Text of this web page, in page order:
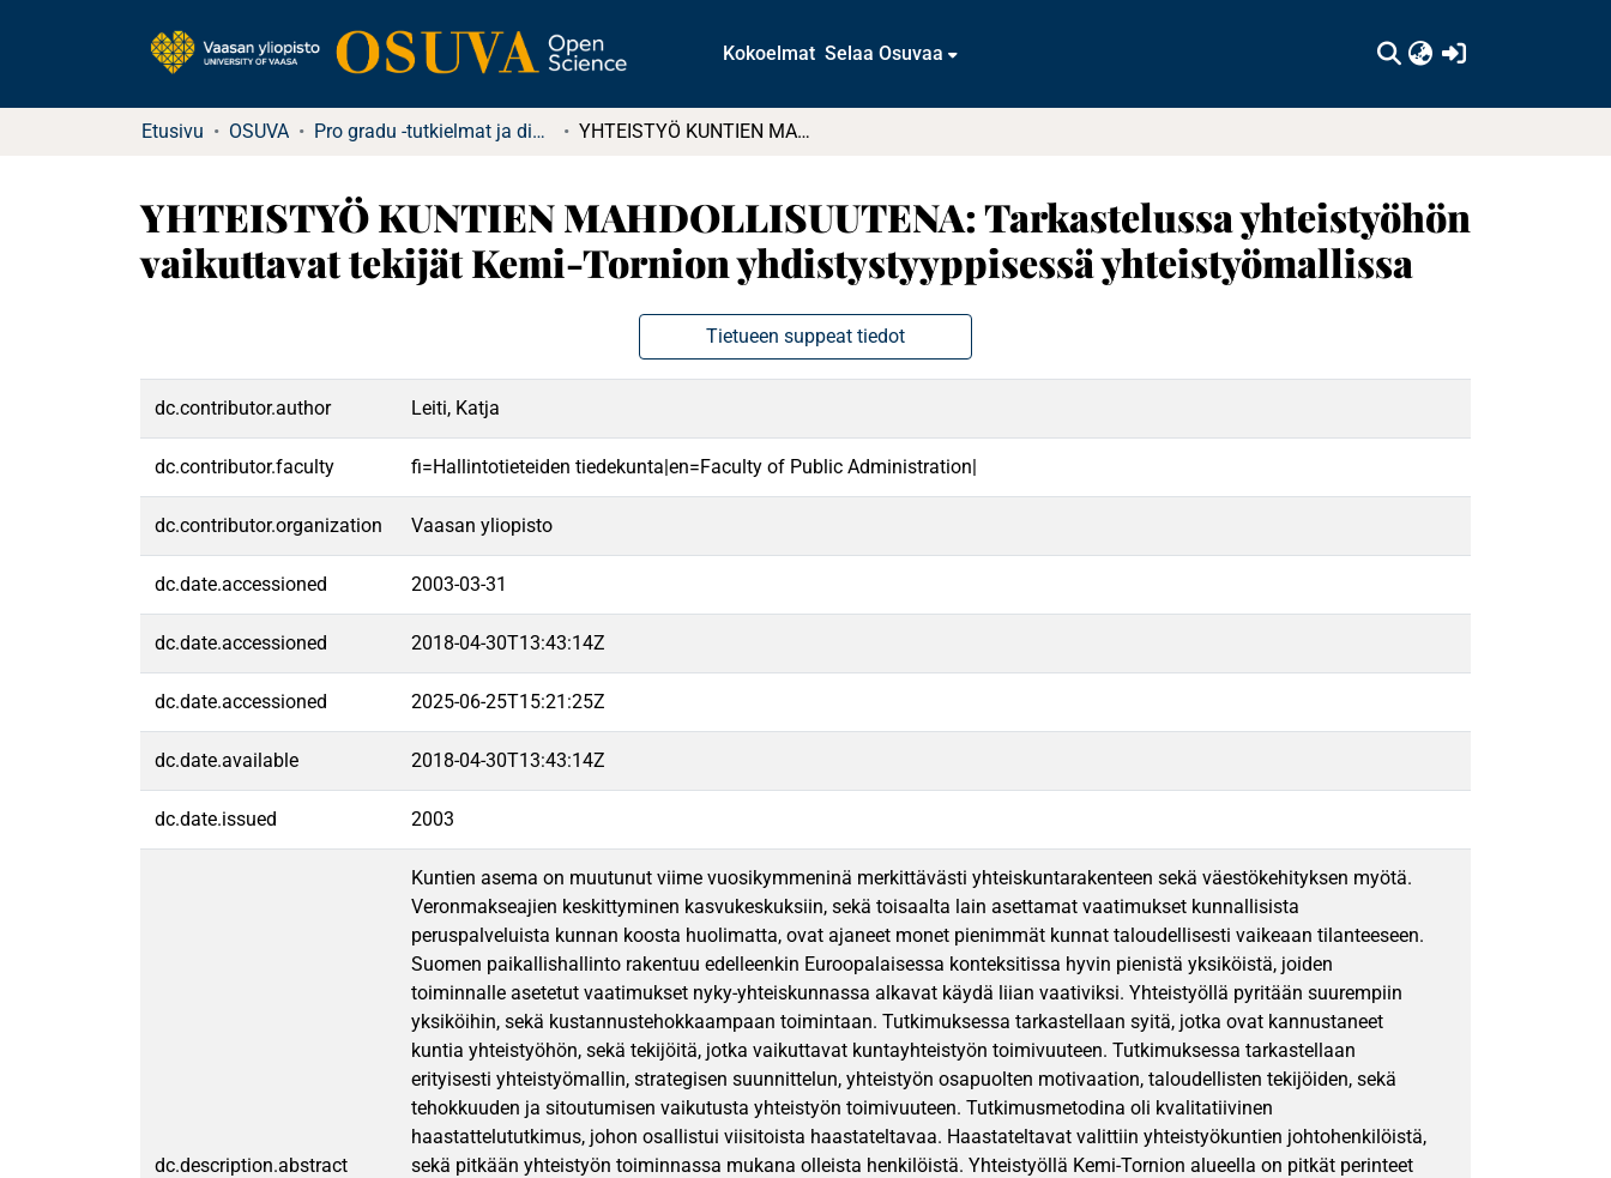
Kokoelmat Selaa Osuvaa
Etusivu OSUVA Pro gradu -tutkielmat ja diplomityöt YHTEISTYÖ KUNTIEN MAHDOLLISUUTENA: Tarkastelussa yhteistyöhön vaikuttavat tekijät Kemi-Tornion yhdistystyyppisessä yhteistyömallissa
YHTEISTYÖ KUNTIEN MAHDOLLISUUTENA: Tarkastelussa yhteistyöhön
vaikuttavat tekijät Kemi-Tornion yhdistystyyppisessä yhteistyömallissa
Tietueen suppeat tiedot
dc.contributor.author Leiti, Katja
dc.contributor.faculty fi=Hallintotieteiden tiedekunta|en=Faculty of Public Administration|
dc.contributor.organization Vaasan yliopisto
dc.date.accessioned 2003-03-31
dc.date.accessioned 2018-04-30T13:43:14Z
dc.date.accessioned 2025-06-25T15:21:25Z
dc.date.available 2018-04-30T13:43:14Z
dc.date.issued 2003
dc.description.abstract
Kuntien asema on muutunut viime vuosikymmeninä merkittävästi yhteiskuntarakenteen sekä väestökehityksen myötä.
Veronmakseajien keskittyminen kasvukeskuksiin, sekä toisaalta lain asettamat vaatimukset kunnallisista
peruspalveluista kunnan koosta huolimatta, ovat ajaneet monet pienimmät kunnat taloudellisesti vaikeaan tilanteeseen.
Suomen paikallishallinto rakentuu edelleenkin Euroopalaisessa konteksitissa hyvin pienistä yksiköistä, joiden
toiminnalle asetetut vaatimukset nyky-yhteiskunnassa alkavat käydä liian vaativiksi. Yhteistyöllä pyritään suurempiin
yksiköihin, sekä kustannustehokkaampaan toimintaan. Tutkimuksessa tarkastellaan syitä, jotka ovat kannustaneet
kuntia yhteistyöhön, sekä tekijöitä, jotka vaikuttavat kuntayhteistyön toimivuuteen. Tutkimuksessa tarkastellaan
erityisesti yhteistyömallin, strategisen suunnittelun, yhteistyön osapuolten motivaation, taloudellisten tekijöiden, sekä
tehokkuuden ja sitoutumisen vaikutusta yhteistyön toimivuuteen. Tutkimusmetodina oli kvalitatiivinen
haastattelututkimus, johon osallistui viisitoista haastateltavaa. Haastateltavat valittiin yhteistyökuntien johtohenkilöistä,
sekä pitkään yhteistyön toiminnassa mukana olleista henkilöistä. Yhteistyöllä Kemi-Tornion alueella on pitkät perinteet